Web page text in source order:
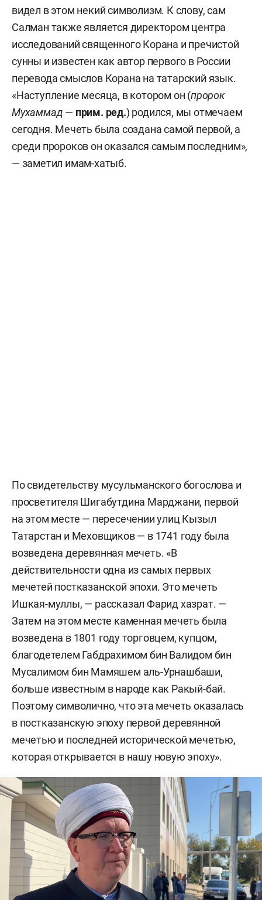
видел в этом некий символизм. К слову, сам
Салман также является директором центра
исследований священного Корана и пречистой
сунны и известен как автор первого в России
перевода смыслов Корана на татарский язык.
«Наступление месяца, в котором он (пророк
Мухаммад — прим. ред.) родился, мы отмечаем
сегодня. Мечеть была создана самой первой, а
среди пророков он оказался самым последним»,
— заметил имам-хатыб.
По свидетельству мусульманского богослова и
просветителя Шигабутдина Марджани, первой
на этом месте — пересечении улиц Кызыл
Татарстан и Меховщиков — в 1741 году была
возведена деревянная мечеть. «В
действительности одна из самых первых
мечетей постказанской эпохи. Это мечеть
Ишкая-муллы, — рассказал Фарид хазрат. —
Затем на этом месте каменная мечеть была
возведена в 1801 году торговцем, купцом,
благодетелем Габдрахимом бин Валидом бин
Мусалимом бин Мамяшем аль-Урнашбаши,
больше известным в народе как Ракый-бай.
Поэтому символично, что эта мечеть оказалась
в постказанскую эпоху первой деревянной
мечетью и последней исторической мечетью,
которая открывается в нашу новую эпоху».